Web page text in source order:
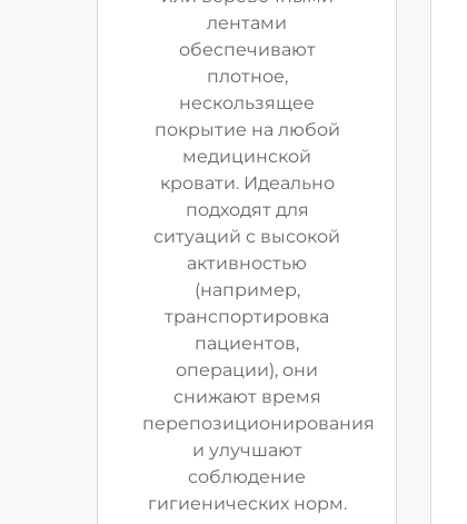
лентами
обеспечивают
плотное,
нескользящее
покрытие на любой
медицинской
кровати. Идеально
подходят для
ситуаций с высокой
активностью
(например,
транспортировка
пациентов,
операции), они
снижают время
перепозиционирования
и улучшают
соблюдение
гигиенических норм.